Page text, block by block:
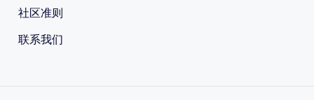
社区准则
联系我们